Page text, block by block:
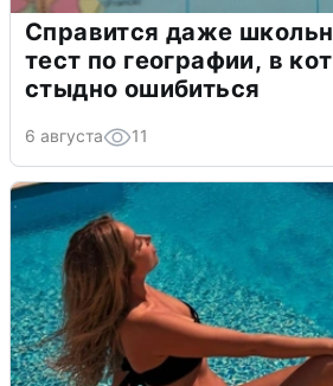
Справится даже
тест по географии, в
стыдно ошибиться
6 августа 11